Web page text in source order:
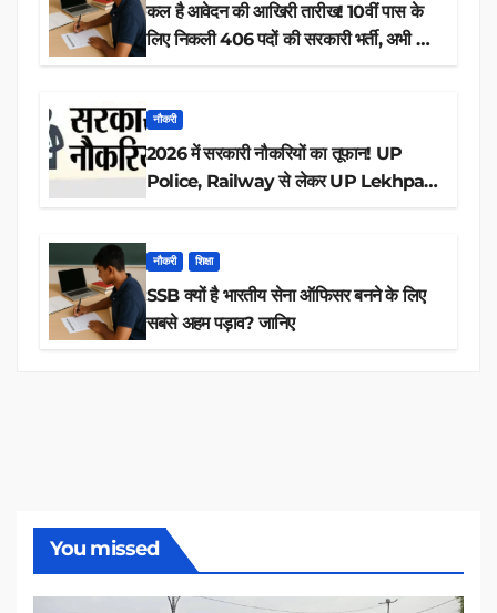
कल है आवेदन की आखिरी तारीख! 10वीं पास के
लिए निकली 406 पदों की सरकारी भर्ती, अभी करें
नौकरी
2026 में सरकारी नौकरियों का तूफान! UP
Police, Railway से लेकर UP Lekhpal
नौकरी शिक्षा
SSB क्यों है भारतीय सेना ऑफिसर बनने के लिए
सबसे अहम पड़ाव? जानिए
You missed